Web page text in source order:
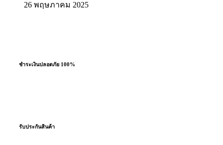
26 พฤษภาคม 2025
ชำระเงินปลอดภัย 100%
รับประกันสินค้า